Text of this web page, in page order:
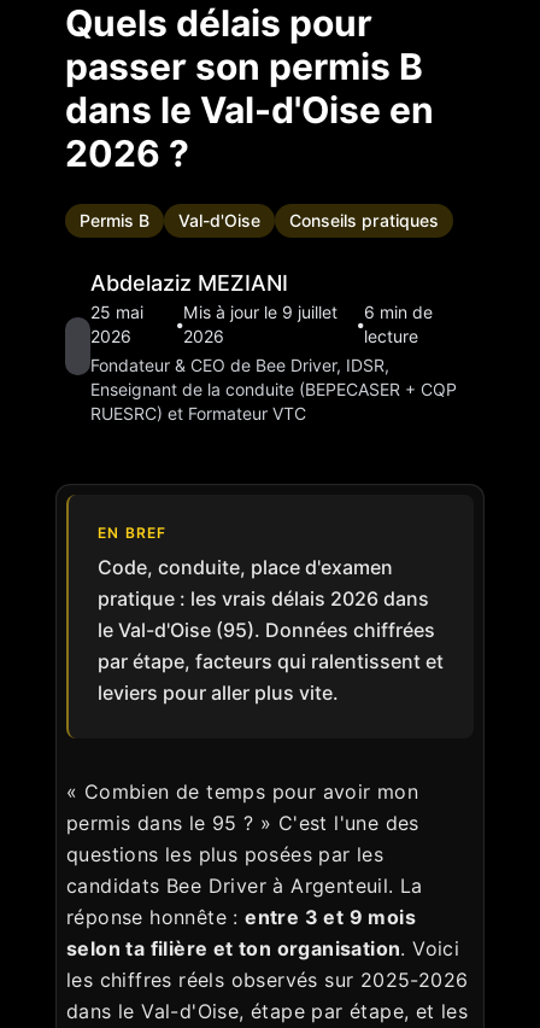
Quels délais pour
passer son permis B
dans le Val-d'Oise en
2026 ?
Permis B Val-d'Oise Conseils pratiques
Abdelaziz MEZIANI
25 mai
2026
•
Mis à jour le 9 juillet
2026
•
6 min de
lecture
Fondateur & CEO de Bee Driver, IDSR,
Enseignant de la conduite (BEPECASER + CQP
RUESRC) et Formateur VTC
EN BREF
Code, conduite, place d'examen
pratique : les vrais délais 2026 dans
le Val-d'Oise (95). Données chiffrées
par étape, facteurs qui ralentissent et
leviers pour aller plus vite.
« Combien de temps pour avoir mon
permis dans le 95 ? » C'est l'une des
questions les plus posées par les
candidats Bee Driver à Argenteuil. La
réponse honnête :entre 3 et 9 mois
selon ta filière et ton organisation. Voici
les chiffres réels observés sur 2025-2026
dans le Val-d'Oise, étape par étape, et les